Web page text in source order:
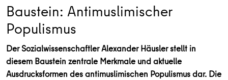
Baustein: Antimuslimischer
Populismus
Der Sozialwissenschaftler Alexander Häusler stellt in
diesem Baustein zentrale Merkmale und aktuelle
Ausdrucksformen des antimuslimischen Populismus dar. Die